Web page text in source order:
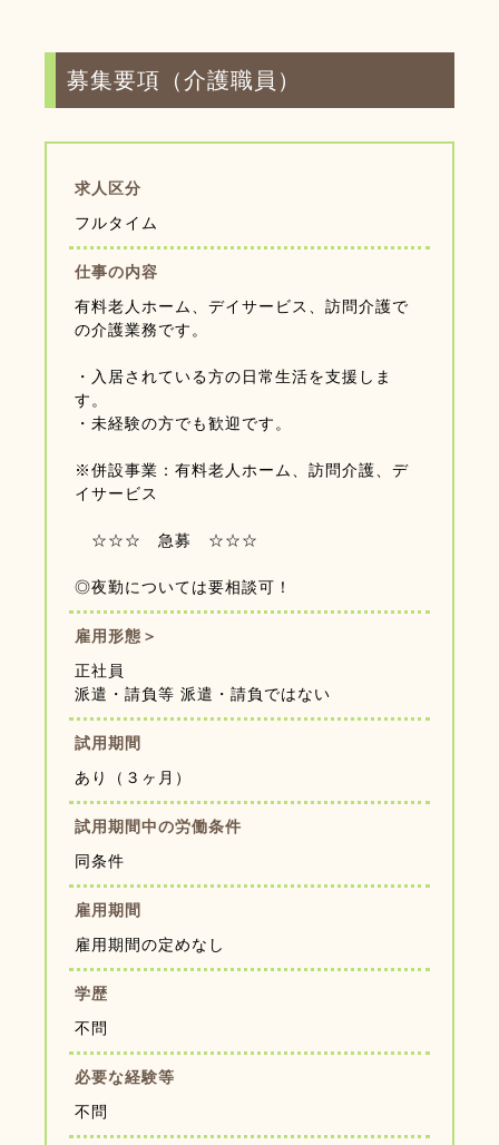
募集要項（介護職員）
求人区分
フルタイム
仕事の内容
有料老人ホーム、デイサービス、訪問介護で
の介護業務です。
・入居されている方の日常生活を支援しま
す。
・未経験の方でも歓迎です。
※併設事業：有料老人ホーム、訪問介護、デ
イサービス
☆☆☆ 急募 ☆☆☆
◎夜勤については要相談可！
雇用形態＞
正社員
派遣・請負等 派遣・請負ではない
試用期間
あり（３ヶ月）
試用期間中の労働条件
同条件
雇用期間
雇用期間の定めなし
学歴
不問
必要な経験等
不問